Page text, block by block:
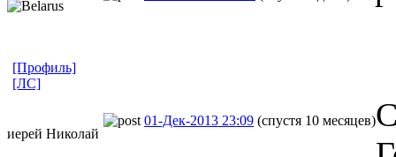
[Профиль]
[ЛС]
иерей Николай
01-Дек-2013 23:09 (спустя 10 месяцев)